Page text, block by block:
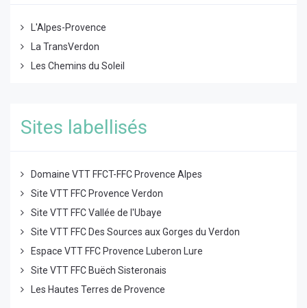
L'Alpes-Provence
La TransVerdon
Les Chemins du Soleil
Sites labellisés
Domaine VTT FFCT-FFC Provence Alpes
Site VTT FFC Provence Verdon
Site VTT FFC Vallée de l'Ubaye
Site VTT FFC Des Sources aux Gorges du Verdon
Espace VTT FFC Provence Luberon Lure
Site VTT FFC Buëch Sisteronais
Les Hautes Terres de Provence